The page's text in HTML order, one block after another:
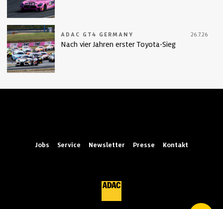
ADAC GT4 GERMANY 26.7.26
Nach vier Jahren erster Toyota-Sieg
Jobs Service Newsletter Presse Kontakt